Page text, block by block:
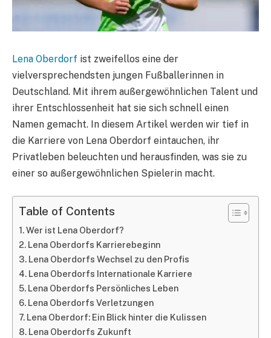
Lena Oberdorf ist zweifellos eine der
vielversprechendsten jungen Fußballerinnen in
Deutschland. Mit ihrem außergewöhnlichen Talent und
ihrer Entschlossenheit hat sie sich schnell einen
Namen gemacht. In diesem Artikel werden wir tief in
die Karriere von Lena Oberdorf eintauchen, ihr
Privatleben beleuchten und herausfinden, was sie zu
einer so außergewöhnlichen Spielerin macht.
Table of Contents
Wer ist Lena Oberdorf?
Lena Oberdorfs Karrierebeginn
Lena Oberdorfs Wechsel zu den Profis
Lena Oberdorfs Internationale Karriere
Lena Oberdorfs Persönliches Leben
Lena Oberdorfs Verletzungen
Lena Oberdorf: Ein Blick hinter die Kulissen
Lena Oberdorfs Zukunft